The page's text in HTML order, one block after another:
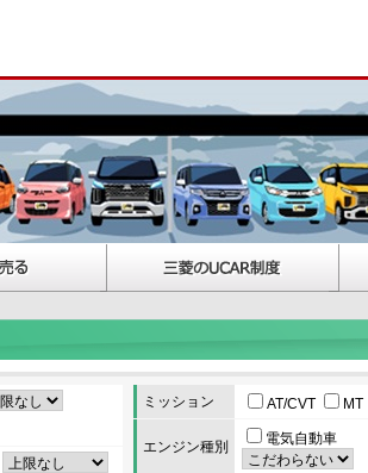
ミッション AT/CVT MT
エンジン種別 電気自動車